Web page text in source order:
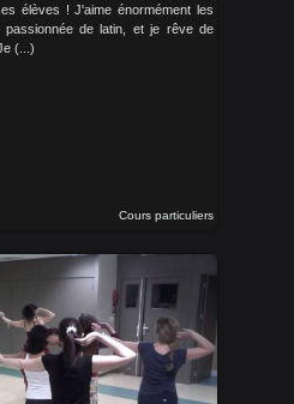
élèves ! J'aime énormément les
passionnée de latin, et je rêve de
(...)
Cours particuliers